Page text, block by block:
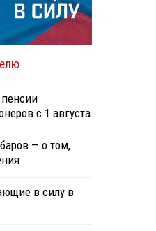
с 1 августа
— о том,
в силу в